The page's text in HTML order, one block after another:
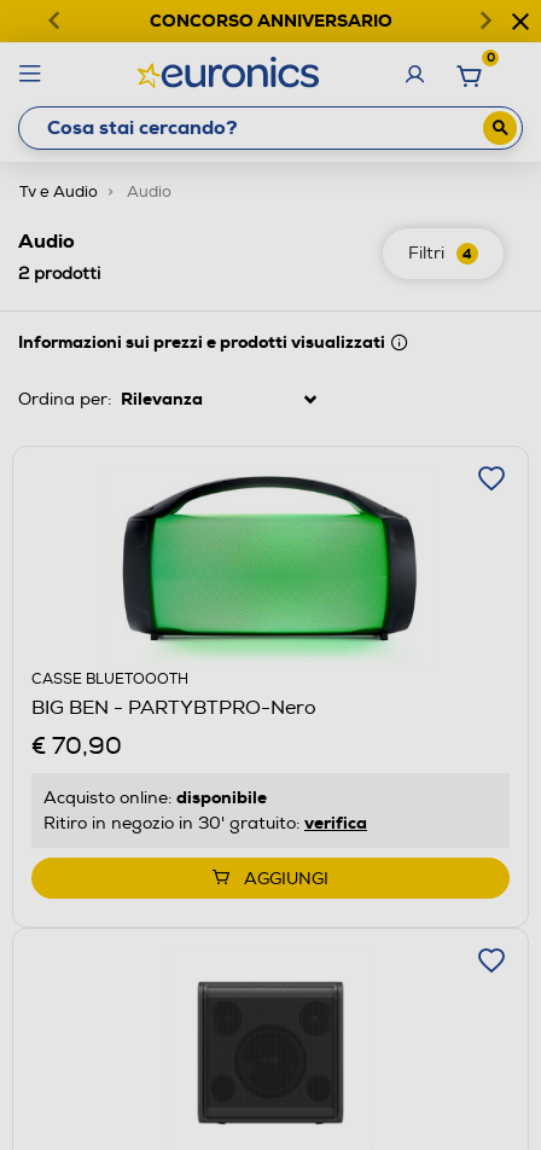
CONCORSO ANNIVERSARIO
0
Tv e Audio Audio
Filtri 4
Audio
2prodotti
Informazioni sui prezzi e prodotti visualizzati
Ordina per:
CASSE BLUETOOOTH
BIG BEN - PARTYBTPRO-Nero
€ 70,90
Acquisto online: disponibile
Ritiro in negozio in 30' gratuito: verifica
AGGIUNGI